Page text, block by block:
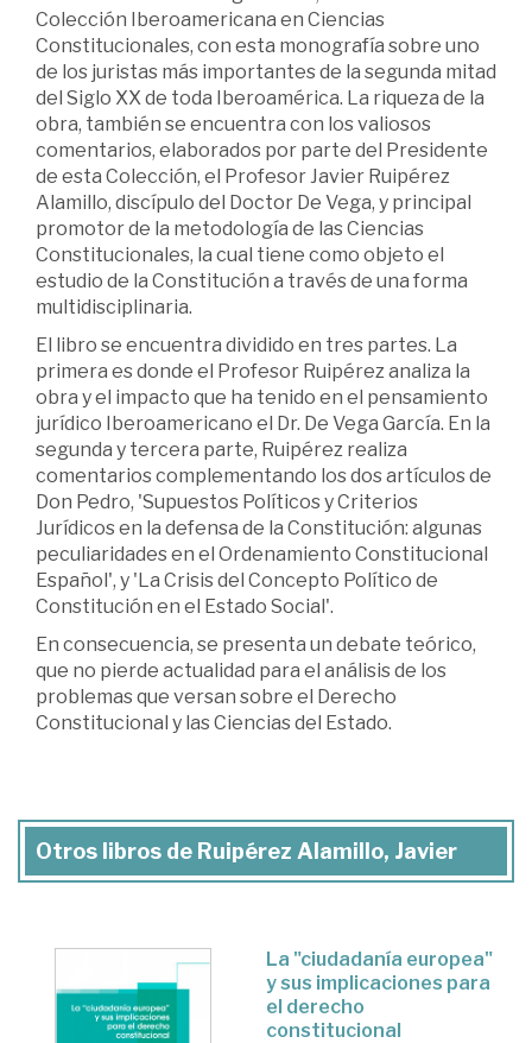
Colección Iberoamericana en Ciencias
Constitucionales, con esta monografía sobre uno
de los juristas más importantes de la segunda mitad
del Siglo XX de toda Iberoamérica. La riqueza de la
obra, también se encuentra con los valiosos
comentarios, elaborados por parte del Presidente
de esta Colección, el Profesor Javier Ruipérez
Alamillo, discípulo del Doctor De Vega, y principal
promotor de la metodología de las Ciencias
Constitucionales, la cual tiene como objeto el
estudio de la Constitución a través de una forma
multidisciplinaria.
El libro se encuentra dividido en tres partes. La
primera es donde el Profesor Ruipérez analiza la
obra y el impacto que ha tenido en el pensamiento
jurídico Iberoamericano el Dr. De Vega García. En la
segunda y tercera parte, Ruipérez realiza
comentarios complementando los dos artículos de
Don Pedro, 'Supuestos Políticos y Criterios
Jurídicos en la defensa de la Constitución: algunas
peculiaridades en el Ordenamiento Constitucional
Español', y 'La Crisis del Concepto Político de
Constitución en el Estado Social'.
En consecuencia, se presenta un debate teórico,
que no pierde actualidad para el análisis de los
problemas que versan sobre el Derecho
Constitucional y las Ciencias del Estado.
Otros libros de Ruipérez Alamillo, Javier
La "ciudadanía europea"
y sus implicaciones para
el derecho
constitucional